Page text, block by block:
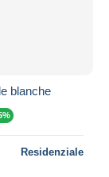
blanche
Residenziale